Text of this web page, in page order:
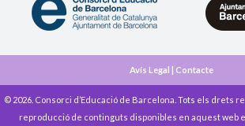
Avís Legal | Contacte
© 2026. Consorci d’Educació de Barcelona. Tots els drets
reproducció de continguts disponibles en aquest web